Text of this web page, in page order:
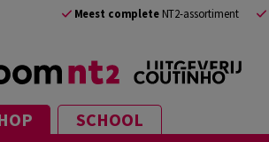
Meest completeNT2-assortiment
SCHOOL